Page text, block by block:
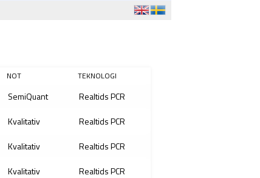
NOT TEKNOLOGI
SemiQuant
Realtids PCR
Kvalitativ
Realtids PCR
Kvalitativ
Realtids PCR
Kvalitativ
Realtids PCR